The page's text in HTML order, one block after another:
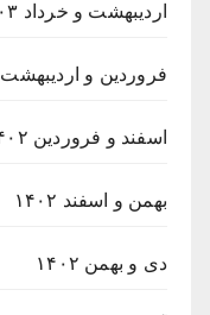
اردیبهشت و خرداد ۱۴۰۳
فروردین و اردیبهشت ۱۴۰۳
اسفند و فروردین ۱۴۰۲
بهمن و اسفند ۱۴۰۲
دی و بهمن ۱۴۰۲